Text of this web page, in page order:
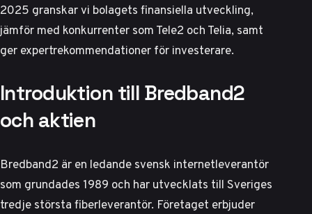
2025 granskar vi bolagets finansiella utveckling,
jämför med konkurrenter som Tele2 och Telia, samt
ger expertrekommendationer för investerare.
Introduktion till Bredband2
och aktien
Bredband2 är en ledande svensk internetleverantör
som grundades 1989 och har utvecklats tillSveriges
tredje största fiberleverantör. Företaget erbjuder